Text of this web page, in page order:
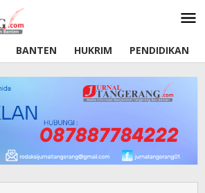
BANTEN HUKRIM PENDIDIKAN